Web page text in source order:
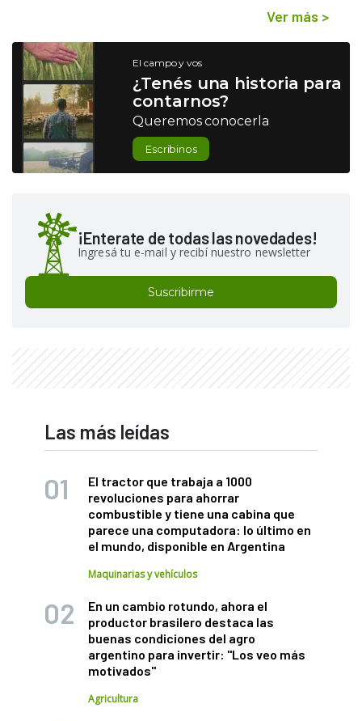
Ver más >
El campo y vos
¿Tenés una historia para
contarnos?
Queremos conocerla
Escribinos
¡Enterate de todas las novedades!
Ingresá tu e-mail y recibí nuestro newsletter
Suscribirme
Las más leídas
El tractor que trabaja a 1000
revoluciones para ahorrar
combustible y tiene una cabina que
parece una computadora: lo último en
el mundo, disponible en Argentina
Maquinarias y vehículos
En un cambio rotundo, ahora el
productor brasilero destaca las
buenas condiciones del agro
argentino para invertir: "Los veo más
motivados"
Agricultura